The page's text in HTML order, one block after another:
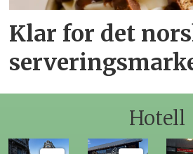
Klar for det
Hotell